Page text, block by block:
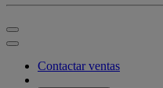
Contactar ventas